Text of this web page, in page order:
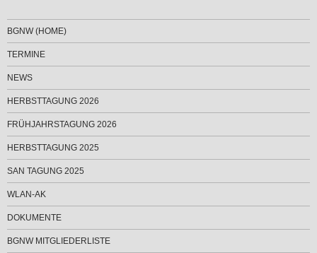
BGNW (HOME)
TERMINE
NEWS
HERBSTTAGUNG 2026
FRÜHJAHRSTAGUNG 2026
HERBSTTAGUNG 2025
SAN TAGUNG 2025
WLAN-AK
DOKUMENTE
BGNW MITGLIEDERLISTE